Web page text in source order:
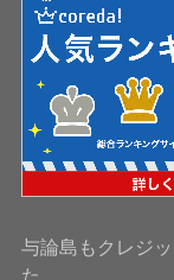
与論島もクレジ
た。